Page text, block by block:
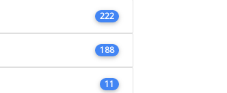
222
188
11